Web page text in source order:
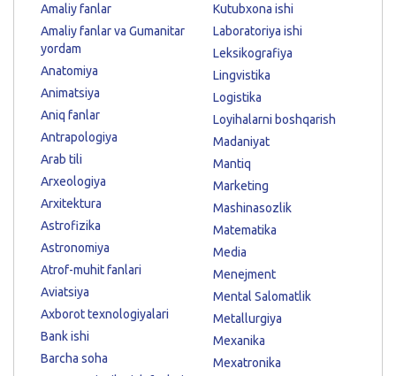
Amaliy fanlar
Amaliy fanlar va Gumanitar
yordam
Anatomiya
Animatsiya
Aniq fanlar
Antrapologiya
Arab tili
Arxeologiya
Arxitektura
Astrofizika
Astronomiya
Atrof-muhit fanlari
Aviatsiya
Axborot texnologiyalari
Bank ishi
Barcha soha
Kutubxona ishi
Laboratoriya ishi
Leksikografiya
Lingvistika
Logistika
Loyihalarni boshqarish
Madaniyat
Mantiq
Marketing
Mashinasozlik
Matematika
Media
Menejment
Mental Salomatlik
Metallurgiya
Mexanika
Mexatronika